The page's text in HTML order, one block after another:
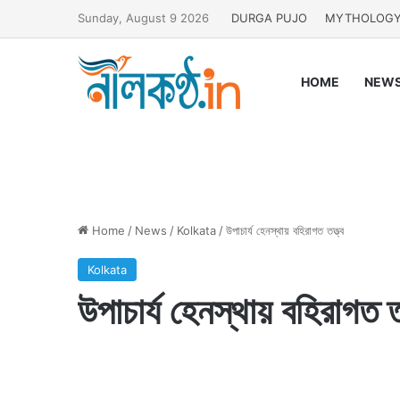
Sunday, August 9 2026 DURGA PUJO
HOME
Home / News / Kolkata /উপাচার্য হেনস্থায় বহিরাগত তত্ত্ব
Kolkata
উপাচার্য হেনস্থায় বহিরাগত